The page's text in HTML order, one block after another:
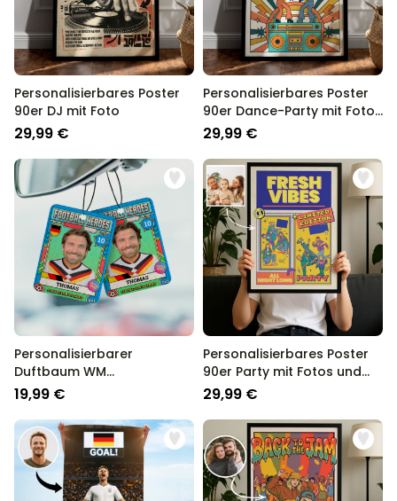
Personalisierbares Poster
90er DJ mit Foto
29,99 €
Personalisierbares Poster
90er Dance-Party mit Fotos
und Text
29,99 €
Personalisierbarer
Duftbaum WM
Sammelsticker mit Foto
19,99 €
Personalisierbares Poster
90er Party mit Fotos und
Text
29,99 €